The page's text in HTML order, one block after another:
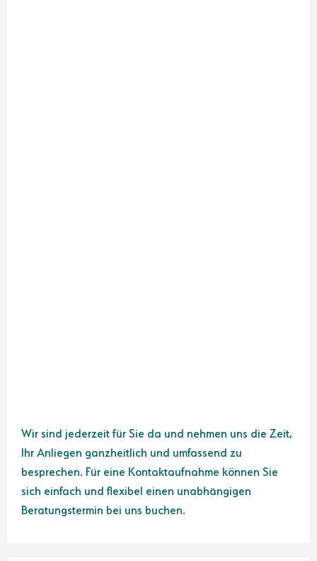
Wir sind jederzeit für Sie da und nehmen uns die Zeit,
Ihr Anliegen ganzheitlich und umfassend zu
besprechen. Für eine Kontaktaufnahme können Sie
sich einfach und flexibel einen unabhängigen
Beratungstermin bei uns buchen.